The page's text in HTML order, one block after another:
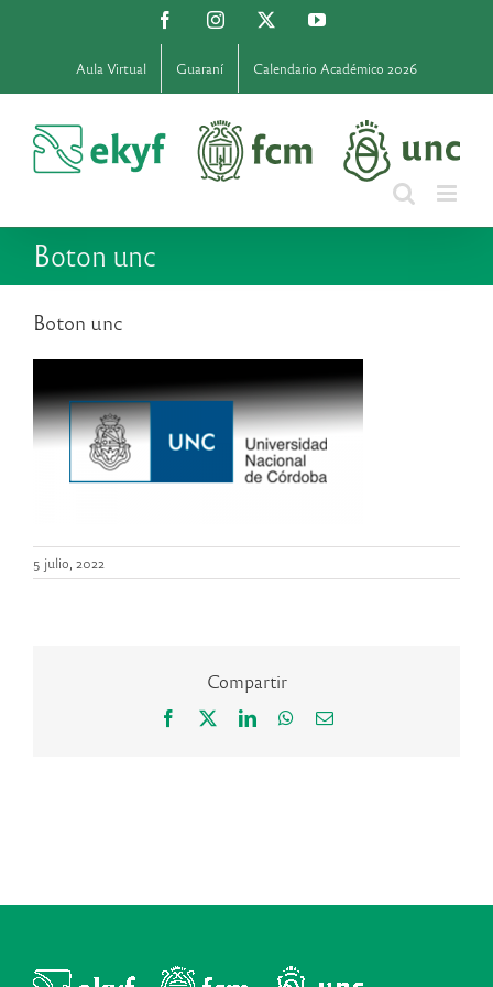
FacebookInstagram YouTube
Aula Virtual Guaraní Calendario Académico 2026
Boton unc
Boton unc
5 julio, 2022
Compartir
Facebook LinkedInWhatsApp
Correo